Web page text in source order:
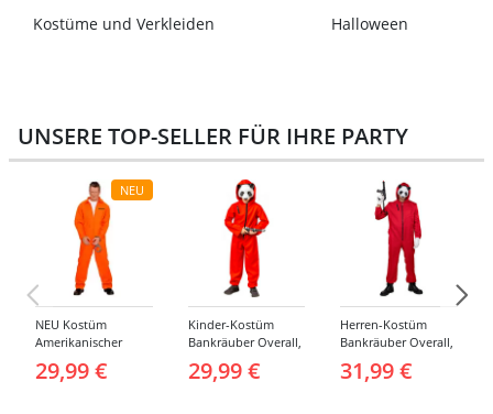
Kostüme und Verkleiden Halloween
UNSERE TOP-SELLER FÜR IHRE PARTY
NEU
NEU Kostüm
Amerikanischer
Overall, Orange -
29,99 €
Kinder-Kostüm
Bankräuber Overall,
29,99 €
Herren-Kostüm
Bankräuber Overall,
31,99 €